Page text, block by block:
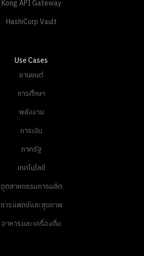
Kong API Gateway
HashiCorp Vault
Use Cases
ยานยนต์
การศึกษา
พลังงาน
การเงิน
ภาครัฐ
เทคโนโลยี
อุตสาหกรรมการผลิต
การแพทย์และสุขภาพ
อาหารและเครื่องดื่ม